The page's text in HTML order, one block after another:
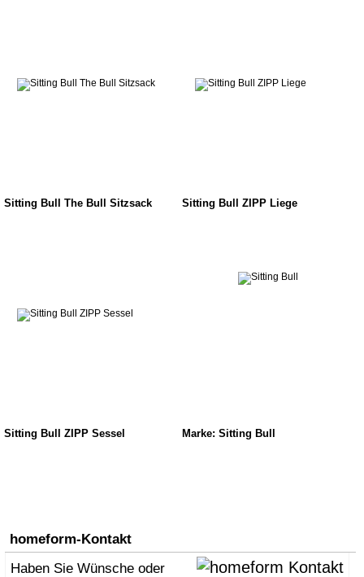
Sitting Bull The Bull Sitzsack Sitting Bull ZIPP Liege
Sitting Bull ZIPP Sessel Marke: Sitting Bull
homeform-Kontakt
Haben Sie Wünsche oder